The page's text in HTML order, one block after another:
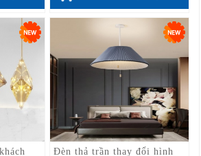
Đèn thả trần thay đổi hình